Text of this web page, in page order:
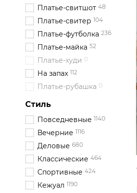
Платье-свитшот 48
Платье-свитер 104
Платье-футболка 236
Платье-майка 52
Платье-худи 0
На запах 112
Платье-рубашка 0
Стиль
Повседневные 1140
Вечерние 1116
Деловые 680
Классические 464
Спортивные 424
Кежуал 1190